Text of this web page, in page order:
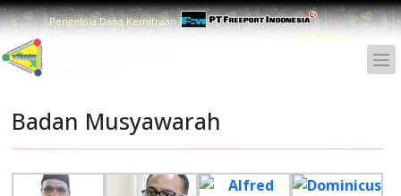
Pengelola Dana Kemitraan
Pilih Bahasa :
Badan Musyawarah